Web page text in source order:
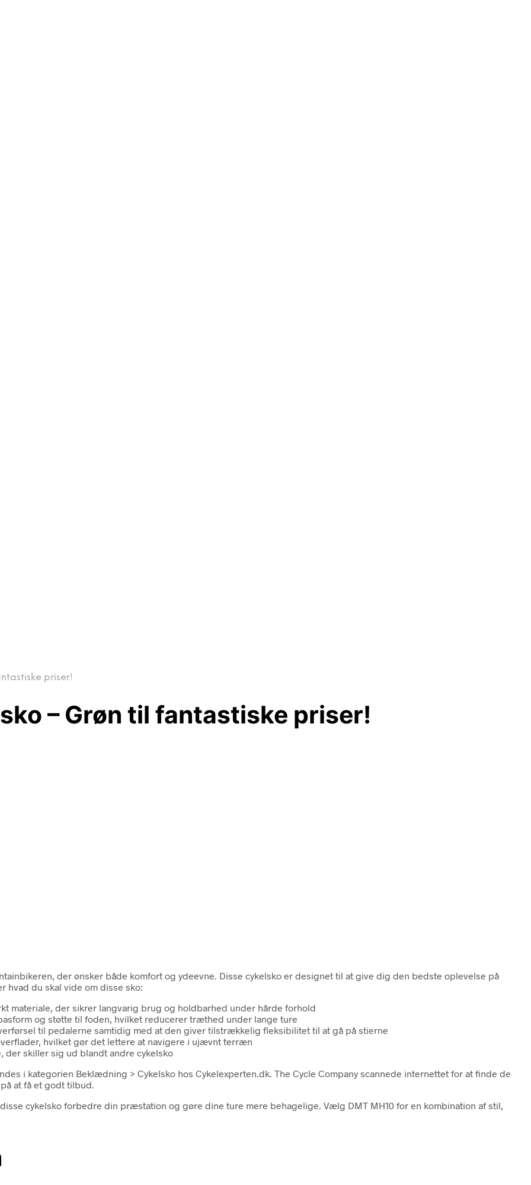
priser!
– Grøn til fantastiske priser!
der ønsker både komfort og ydeevne. Disse cykelsko er designet til at give dig den bedste oplevelse på
hvad du skal vide om disse sko:
materiale, der sikrer langvarig brug og holdbarhed under hårde forhold
og støtte til foden, hvilket reducerer træthed under lange ture
til pedalerne samtidig med at den giver tilstrækkelig fleksibilitet til at gå på stierne
hvilket gør det lettere at navigere i ujævnt terræn
der skiller sig ud blandt andre cykelsko
i kategorien Beklædning > Cykelsko hos Cykelexperten.dk. The Cycle Company scannede internettet for at finde de
at få et godt tilbud.
cykelsko forbedre din præstation og gøre dine ture mere behagelige. Vælg DMT MH10 for en kombination af stil,